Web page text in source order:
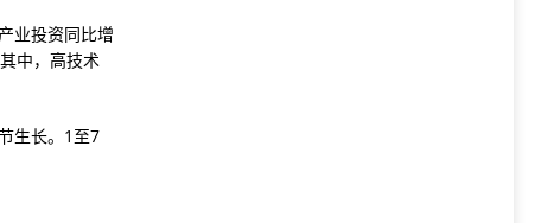
业投资同比增
中，高技术
生长。1至7